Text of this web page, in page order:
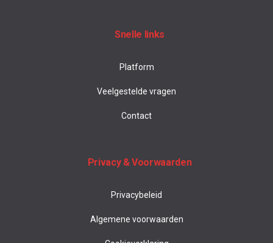
Snelle links
Platform
Veelgestelde vragen
Contact
Privacy & Voorwaarden
Privacybeleid
Algemene voorwaarden